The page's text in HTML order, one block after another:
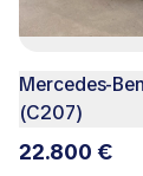
Mercedes-
(C207)
22.800 €